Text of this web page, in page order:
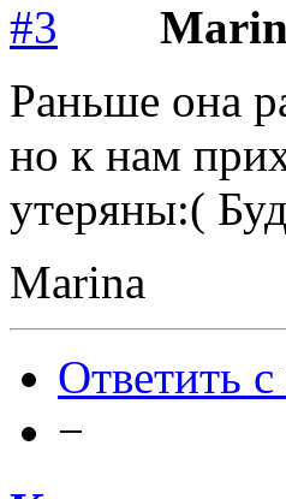
Раньше она
но к нам
утеряны:(
Marina
Ответить
−